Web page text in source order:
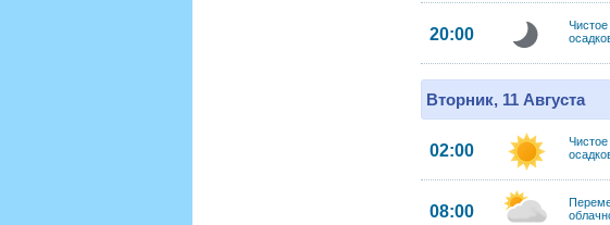
20:00
Чистое
Вторник, 11 Августа
02:00
Чистое
08:00